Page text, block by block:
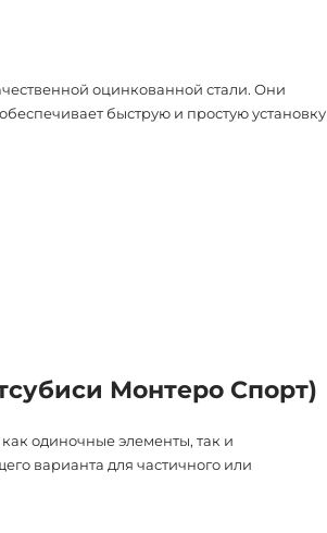
оцинкованной стали. Они
быструю и простую установку
Монтеро Спорт)
одиночные элементы, так и
варианта для частичного или